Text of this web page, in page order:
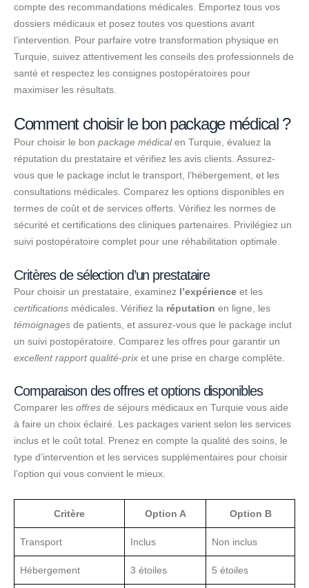
compte des recommandations médicales. Emportez tous vos
dossiers médicaux et posez toutes vos questions avant
l’intervention. Pour parfaire votre transformation physique en
Turquie, suivez attentivement les conseils des professionnels de
santé et respectez les consignes postopératoires pour
maximiser les résultats.
Comment choisir le bon package médical ?
Pour choisir le bon package médicalen Turquie, évaluez la
réputation du prestataire et vérifiez les avis clients. Assurez-
vous que le package inclut le transport, l’hébergement, et les
consultations médicales. Comparez les options disponibles en
termes de coût et de services offerts. Vérifiez les normes de
sécurité et certifications des cliniques partenaires. Privilégiez un
suivi postopératoire complet pour une réhabilitation optimale.
Critères de sélection d’un prestataire
Pour choisir un prestataire, examinez l’expérience et les
certifications médicales. Vérifiez la réputation en ligne, les
témoignages de patients, et assurez-vous que le package inclut
un suivi postopératoire. Comparez les offres pour garantir un
excellent rapport qualité-prix et une prise en charge complète.
Comparaison des offres et options disponibles
Comparer les offres de séjours médicaux en Turquie vous aide
à faire un choix éclairé. Les packages varient selon les services
inclus et le coût total. Prenez en compte la qualité des soins, le
type d’intervention et les services supplémentaires pour choisir
l’option qui vous convient le mieux.
Critère Option A Option B
Transport Inclus Non inclus
Hébergement 3 étoiles 5 étoiles